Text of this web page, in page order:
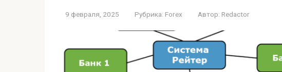
9 февраля, 2025 Рубрика: Forex Автор: Redactor